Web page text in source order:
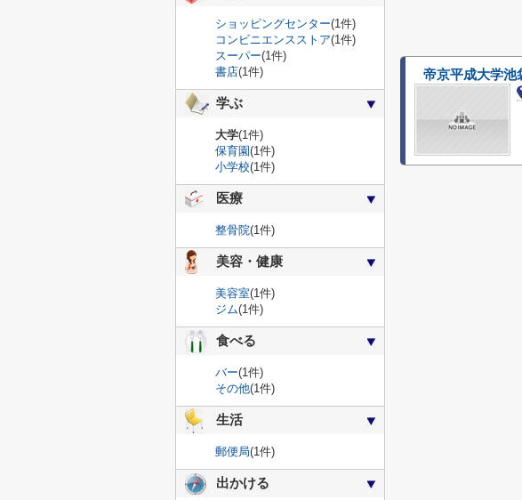
帝京平成大学池
ショッピングセンター(1件)
コンビニエンスストア(1件)
スーパー(1件)
書店(1件)
学ぶ
大学(1件)
保育園(1件)
小学校(1件)
医療
整骨院(1件)
美容・健康
美容室(1件)
ジム(1件)
食べる
バー(1件)
その他(1件)
生活
郵便局(1件)
出かける